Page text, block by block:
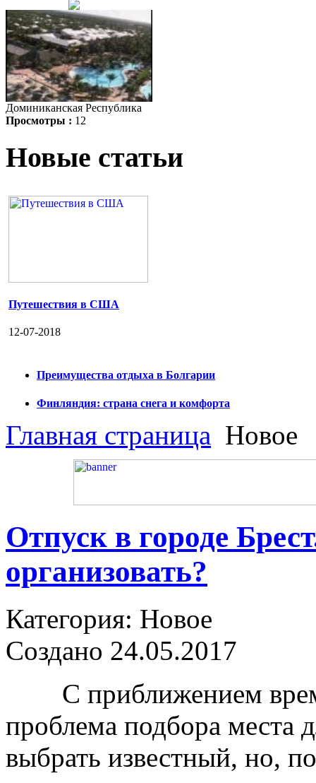
Доминиканская Республика
Просмотры : 12
Новые статьи
Путешествия в США
12-07-2018
Преимущества отдыха в Болгарии
Финляндия: страна снега и комфорта
Главная страница Новое
Отпуск в городе
организовать?
Категория: Новое
Создано 24.05.2017
С приближением
проблема подбора места
выбрать известный, но,